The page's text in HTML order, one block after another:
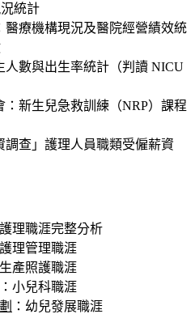
統計
醫療機構現況及醫院經營績效統
人數與出生率統計（判讀 NICU
：新生兒急救訓練（NRP）課程
調查」護理人員職類受僱薪資
護理職涯完整分析
護理管理職涯
生產照護職涯
：小兒科職涯
：幼兒發展職涯